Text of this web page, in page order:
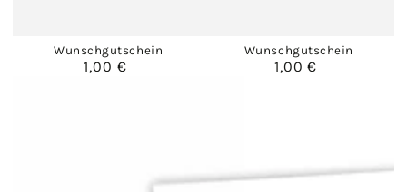
Wunschgutschein
Regulärer
1,00 €
Wunschgutschein
Regulärer
1,00 €